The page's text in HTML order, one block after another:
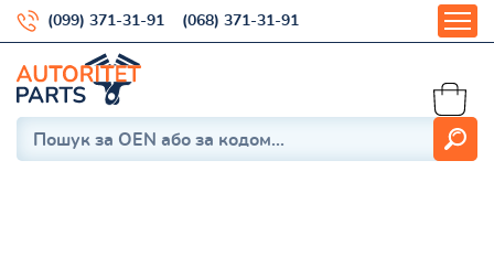
(099) 371-31-91 (068) 371-31-91